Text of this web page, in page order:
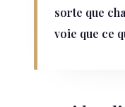
sorte que
voie que ce